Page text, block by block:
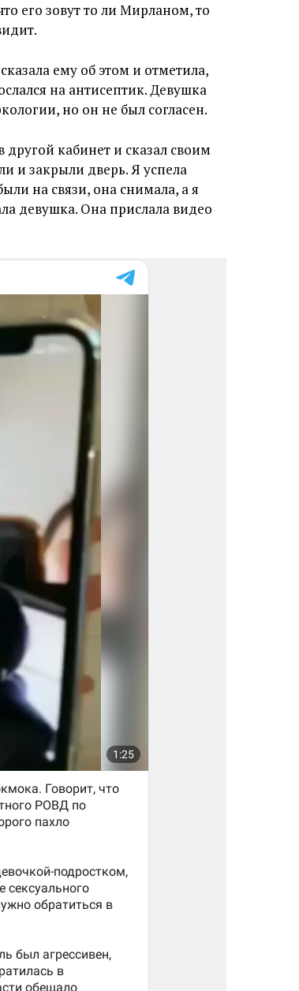
его зовут то ли Мирланом, то
ему об этом и отметила,
на антисептик. Девушка
но он не был согласен.
кабинет и сказал своим
и закрыли дверь. Я успела
на связи, она снимала, а я
девушка. Она прислала видео